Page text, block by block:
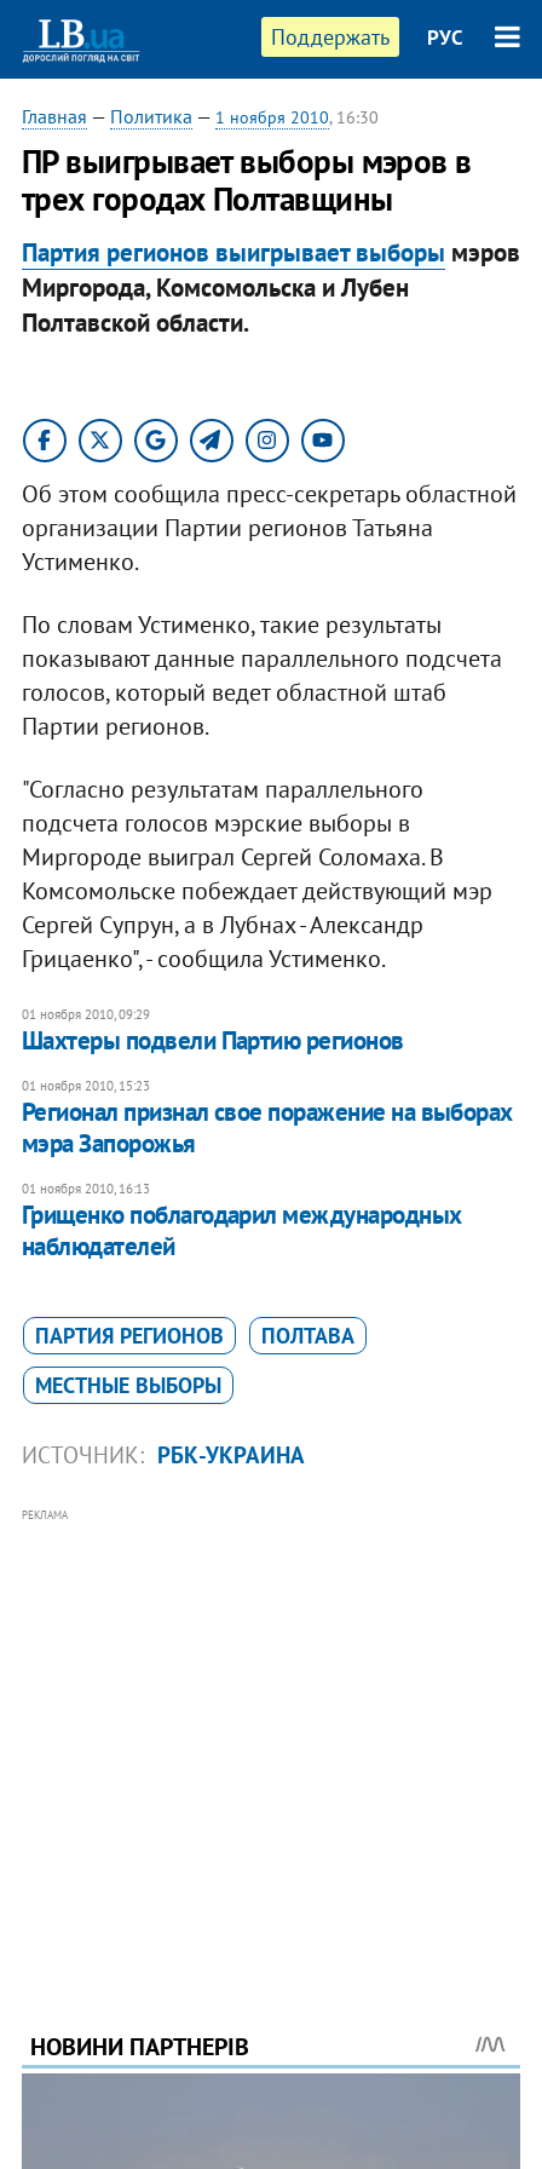
Поддержать РУС
Главная — Политика — 1 ноября 2010, 16:30
ПР выигрывает выборы мэров в
трех городах Полтавщины
Партия регионов выигрывает выборы мэров
Миргорода, Комсомольска и Лубен
Полтавской области.
Об этом сообщила пресс-секретарь областной
организации Партии регионов Татьяна
Устименко.
По словам Устименко, такие результаты
показывают данные параллельного подсчета
голосов, который ведет областной штаб
Партии регионов.
"Согласно результатам параллельного
подсчета голосов мэрские выборы в
Миргороде выиграл Сергей Соломаха. В
Комсомольске побеждает действующий мэр
Сергей Супрун, а в Лубнах - Александр
Грицаенко", - сообщила Устименко.
01 ноября 2010, 09:29
Шахтеры подвели Партию регионов
01 ноября 2010, 15:23
Регионал признал свое поражение на выборах
мэра Запорожья
01 ноября 2010, 16:13
Грищенко поблагодарил международных
наблюдателей
ПАРТИЯ РЕГИОНОВ
ПОЛТАВА
МЕСТНЫЕ ВЫБОРЫ
ИСТОЧНИК: РБК-УКРАИНА
РЕКЛАМА